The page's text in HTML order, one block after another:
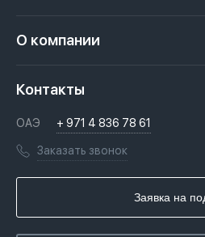
Пентхаус в Дубае
Сдать недвижимость в Дубае,
Недвижимость за
Переезд в Дубай, ОАЭ
Гражданство ОАЭ
Законы
Вопросы и ответы
Книги
Инфографика
О компании
Лицензии
Агентство недвижимости
Контакты
ОАЭ + 971 4 836 78 61
Заказать звонок
Заявка на